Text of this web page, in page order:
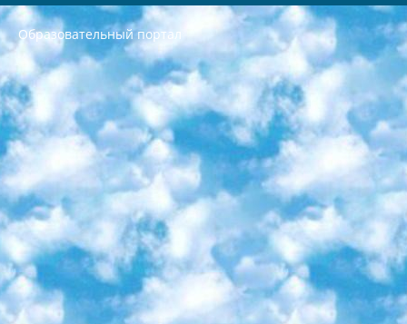
Образовательный портал
РЕСПУБЛИКА УЗБЕКИСТАН МИНИСТРЕРСТВО ДОШКОЛЬНОГО И ШКОЛЬНОГО ОБРАЗОВАНИЯ КОМАНДА в общеобразовательных учреждениях в 2023-2024 учебном году организация и проведение итоговой государственной аттестации обучающихся о Министра дошкольного и школьного образования Республики Узбекистан от 4 марта 2008 года (постановлением Минюста от 20 марта 2008 года № 1778 государственной регистрации) «Итоговое состояние учащихся общего среднего образования на основании положения об утверждении положения об аттестации общего среднего образования выпускной экзамен студентов в образовательных учреждениях в 2023-2024 учебном году В целях организации и прохождения аттестации приказываю: 1. Следующее: перечень предметов, по которым будет проводиться итоговая государственная аттестация и экзамен формы перевода согласно приложению 1; сертификаты международного образца, оценивающие уровень владения иностранными языками перечень согласно приложению 2; 2. Педагогический при специализированных образовательных учреждениях. научно-практический центр квалификации и международной оценки (Д.Давидова) 2024 г. До 25 марта: задания по предметам, по которым будет проводиться итоговая аттестация разработка и утверждение технических условий; итоговая аттестация на основании разработанного предметного задания разработка вопросов по предметам (устно и письменно), экзамен передача; общеобразовательные средние школы и специальные учебные заведения учащиеся выпускных классов школ и интернатов в агентской системе подготовка базы данных экзаменационных материалов и критериев оценки; перевод базы экзаменационных материалов на все языки обучения подать в Республиканский образовательный центр для изготовления; варианты экзаменов на основе разработанных контрольных материалов пусть будут поставлены задачи формирования. 3. Республиканский образовательный центр (Ш.Худайкулов) до 5 апреля 2024 года. до: база данных предоставленных экзаменационных материалов на все языки обучения перевод и экспертиза; для слепых, слабовидящих, глухих, слабослышащих и умственно отсталых детей учащиеся выпускных классов специализированных школ и школ-интернатов база данных экзаменационных материалов на всех преподаваемых языках подготовка критериев оценки; специализированные школы для умственно отсталых детей и технологии для учащихся выпускных классов школ-интернатов разработка соответствующих рекомендаций и критериев проведения ЕГЭ по естествознанию давать задания. 4. Педагогический при специализированных образовательных учреждениях. Научно-практический центр навыков и международной оценки (Д.Давидова), Республика образовательный центр (Худайкулов Ш.) итоговый государственный аттестационный экзамен ориентирован на творческое и логическое мышление при подготовке базы материалов учитывать введение заданий. 5. Следует отметить, что: сертификат государственного образца о знании общеобразовательного предмета и как минимум национальный уровень B1 по предметам на иностранных языках, указанным в Приложении 2. или международно признанный сертификат эквивалентного уровня студенты, изучающие определенный предмет, освобождаются от экзамена; по соответствующим предметам запланирована итоговая государственная аттестация за день до дня, путем жеребьевки Рабочей группой (в письменной форме по предметам, проводимым в форме) из числа сформированных вариантов выбрано 2 варианта; 2 выбранных варианта экзамена анонсированы на официальном сайте министерства и все выпускники по всей стране на основе этих вариантов проводит итоговую государственную аттестацию. 6. Государственное образование учащихся средних общеобразовательных учреждений. знания в соответствии с квалификационными требованиями, которые необходимо приобрести на основании стандартов итоговый (выпускной) контроль для 9 и 11 классов в целях тестирования Экзамены (далее – экзамены) состоят из предметов, перечисленных в приложении 1. будет сделано. 7. Экзамены пройдут с 26 мая по 15 июня 2024 г. (кроме науки физического воспитания). 8. Физическая для учащихся 9 классов общесредних образовательных учреждений. Экзамены по предмету «Образование, квалификация медицина» 1-6 мая 2024 года. сотрудники перевести под присмотр (с отклонениями в физическом или умственном развитии) специализированная школа для детей, школы-интернаты и со сколиозом школы-интернаты санаторного типа для больных детей исключены). 9. Он был слепым, слабовидящим и имел нарушения опорно-двигательного аппарата. экзамены в специализированных школах и интернатах для детей должны проводиться исходя из требований, предъявляемых к общеобразовательным учреждениям (физкультура кроме науки). 10. Специализированная школа для глухих и слабослышащих детей. и экзамены в интернатах и быть реализован в виде письменного теста по математике. 11. Специальность для умственно отсталых детей. Для 9 класса Родной язык и литературное письмо Государственный язык (язык обучения – узбекский). для неклассов) написано Математическое письмо Письменная/устная история Узбекистана Физическое воспитание практично Итоговый контроль Для 11 класса Написание родного языка и литературы (эссе) Математическое письмо Узбекский язык (обучение на узбекском языке) не посещающее общее среднее образование для учреждений)/Образовательное учреждение выбор письменный и устный Иностранный язык письменный/устный Письменная/устная история Узбекистана *По выбору студента:  Химия  Физика  Основы государственного права  География 10 бесплатных образовательных ресурсов - Мы составили подборку онлайн-проектов с интерактивными упражнениями, видеолекциями и статьями. Они помогут вам обрести новые и освежить старые знания бесплатно. 1. «ИНТУИТ» Старейшая образовательная площадка Рунета. Здесь вы найдёте сотни текстовых и видеокурсов на десятки различных тем — от программирования до психологии. Многие курсы подготовлены российскими университетами и крупными международными компаниями вроде Intel и Microsoft. Самостоятельное обучение бесплатное, но желающие могут оплатить услуги персональных наставников. 2. «Смартия» знакомит с актуальными профессиями и подсказывает, как им обучаться. Выбрав заинтересовавшую вас специальность — SMM-специалист, фотограф, веб-дизайнер или другую, — увидите список необходимых для неё умений. Чтобы вы могли освоить их самостоятельно, для каждого умения площадка отображает подборку ссылок на учебные материалы. Хотя «Смартия» ориентируется на русскоязычную аудиторию, часть контента всё же доступна только на английском. 3. «Лекторий Физтеха» Проект Московского физико-технического института (Физтеха). С его помощью вы можете смотреть онлайн серии лекций, записанные на видео в этом вузе. В числе доступных предметов — физика, биология, химия, информационные технологии и другие. К некоторым лекциям администрация ресурса прилагает готовые конспекты, которые можно скачивать в PDF-формате. 4. ITMOcourses Онлайн-площадка Санкт-Петербургского национального исследовательского университета информационных технологий, механики и оптики (ИТМО). Ресурс предоставляет свободный доступ к курсам, разработанным в этом вузе. Каталог материалов разбит на четыре категории: «Оптические системы и технологии», «Приборостроение и робототехника», «Информационные технологии» и «Биотехнологии». Курсы состоят из видеолекций, интерактивных демонстраций и заданий. 5. «КиберЛенинка» Электронная научная библиотека открытого доступа. Каталог площадки регулярно обрастает текстами статей из различных научных изданий. Сгруппированные по журналам и рубрикам публикации можно читать онлайн или скачивать целиком в PDF-формате. Проект нацелен на популяризацию науки за счёт открытого доступа к качественной информации. 6. «ПостНаука» На этом ресурсе публикуют подборки видеолекций, составленные экспертами из разных отраслей и объединённые общими темами. Среди них, к примеру, есть серии «Биоинформатика и геномика», «Культура средневековой Скандинавии» и Cinema Studies о теории кино. Каждая подборка лекций — логически связанная история, рассказанная экспертом от первого лица. Кроме того, на сайте появляются научно-образовательные статьи и тесты на разные темы. 7. «Newочём» Команда проекта «Newочём» отбирает самые интересные тексты из англоязычных СМИ и переводит те из них, за которые голосуют участники сообщества «ВКонтакте». По большей части это научно-популярные статьи. Редакторы придумывают лишь заголовки, в остальном содержание переводов соответствует оригиналам. Полные тексты можно читать прямо в социальной сети. 8. InternetUrok Онлайн-база материалов по основным дисциплинам школьной программы. Информация на сайте структурирована по классам, предметам и темам (урокам). Каждый урок состоит из видеолекций и конспектов. Есть также интерактивные тренажёры и тесты для закрепления пройденного материала. Даже если вы давно окончили школу, возможность повторить программу старших классов всегда может пригодиться. 9. Edutainme Ещё один ресурс об образовании. В отличие от Newtonew, как мне кажется, Edutainme больше ориентируется на представителей индустрии: педагогов, предпринимателей, разработчиков образовательных проектов. Но и любой, кто просто стремится к саморазвитию, найдёт на сайте много полезного и интересного для себя. Например, информацию о новых курсах и образовательных сервисах. 10. Newtonew Онлайн-медиа об образовании и обучении в широком смысле. Авторы Newtonew пишут об инструментах, заведениях, тактиках и стратегиях, которые помогают учить других и получать новые знания самостоятельно. На этой площадке вы найдёте новости, обзоры, аналитические мат